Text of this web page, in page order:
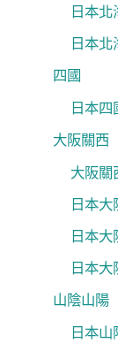
日本
日本
四國
日本
大阪關西
大阪關
日本
日本
日本
山陰山陽
日本